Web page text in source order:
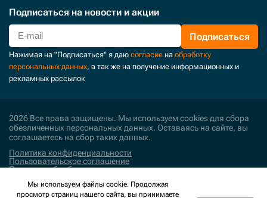
Подписаться на новости и акции
Подписаться
Нажимая на "Подписаться" я даю согласие на обработку
персональных данных, а так же на получение информационных и
рекламных рассылок
2026 Все права защищены. Мы используем cookies для сбора
обезличенных персональных данных. Оставаясь на сайте, вы
соглашаетесь на сбор таких данных.
Политика конфиденциальности
Пользовательское соглашение
Политика обработки персональных данных
Поддержка и развитие
Мы используем файлы cookie. Продолжая
просмотр страниц нашего сайта, вы принимаете